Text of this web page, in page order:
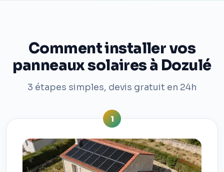
Comment installer vos
panneaux solaires à Dozulé
3 étapes simples, devis gratuit en 24h
1